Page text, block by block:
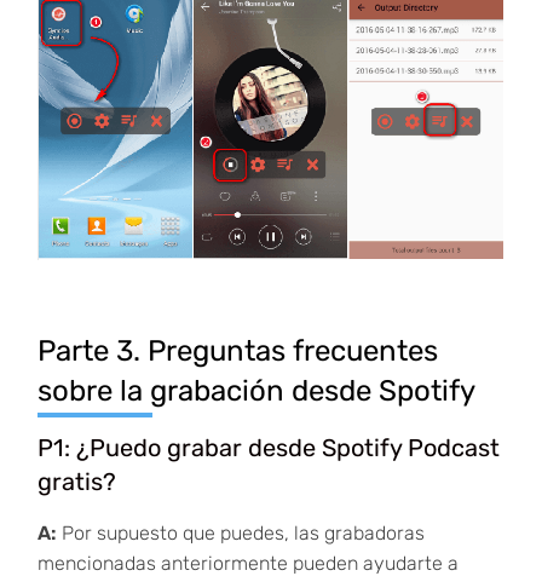
Parte 3. Preguntas frecuentes
sobre la grabación desde Spotify
P1: ¿Puedo grabar desde Spotify Podcast
gratis?
A: Por supuesto que puedes, las grabadoras
mencionadas anteriormente pueden ayudarte a